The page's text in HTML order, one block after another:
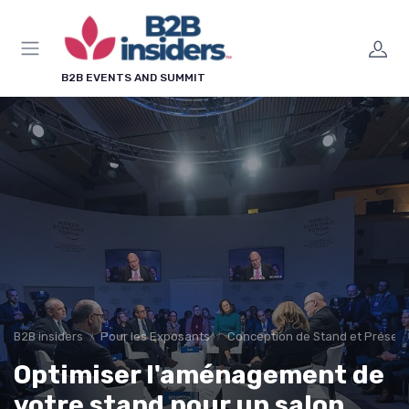
B2B EVENTS AND SUMMIT
B2B insiders Pour les Exposants Conception de Stand et
Optimiser l'aménagement de
Rejoignez le club B2B
Insiders !
Chaque semaine, les salons à ne pas manquer,
nos guides pratiques et les méthodes qui
transforment un événement en leads qualifiés.
Agenda des salons Guides & modèles
Méthodes leadgen En avant-première
Panneau de gestion des cookies